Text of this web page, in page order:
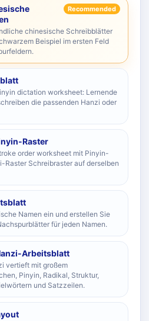
Recommended
chinesische Schreibblätter
Beispiel im ersten Feld
dictation worksheet: Lernende
die passenden Hanzi oder
Raster
order worksheet mit Pinyin-
Raster Schreibraster auf derselben
Namen ein und erstellen Sie
für jeden Namen.
Arbeitsblatt
vertieft mit großem
Pinyin, Radikal, Struktur,
und Satzzeilen.